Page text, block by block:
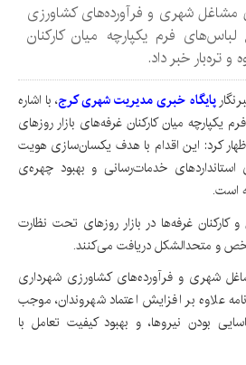
مشاغل شهری و فرآورده‌های کشاورزی
لباس‌های فرم یکپارچه میان کارکنان
و تره‌بار خبر داد.
پایگاه خبری مدیریت شهری کرج، با اشاره
یکپارچه میان کارکنان غرفه‌های بازار روزهای
کرد: این اقدام با هدف یکسان‌سازی هویت
خدمات‌رسانی و بهبود چهره‌ی
است.
کارکنان غرفه‌ها در بازار روزهای تحت نظارت
و متحدالشکل دریافت می‌کنند.
شهری و فرآورده‌های کشاورزی شهرداری
علاوه بر افزایش اعتماد شهروندان، موجب
بودن نیروها، و بهبود کیفیت تعامل با